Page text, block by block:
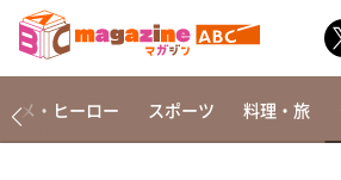
メ・ヒーロー スポーツ 料理・旅